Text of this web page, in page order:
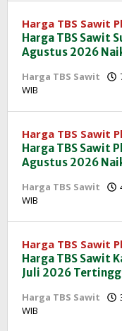
Harga TBS Sawit
Harga TBS Sawit
Agustus 2026
Harga TBS Sawit
WIB
InfoSAWIT
Harga TBS Sawit
Harga TBS Sawit
Agustus 2026
Harga TBS Sawit
WIB
InfoSAWIT
Harga TBS Sawit
Harga TBS Sawit
Juli 2026
Harga TBS Sawit
WIB